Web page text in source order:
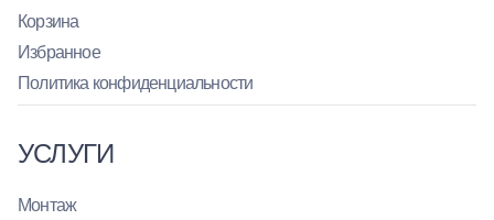
Корзина
Избранное
Политика конфиденциальности
УСЛУГИ
Монтаж